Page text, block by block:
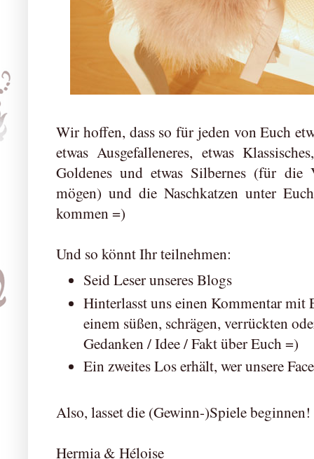
Wir hoffen, dass so für jeden von Euch
etwas Ausgefalleneres, etwas
Goldenes und etwas Silbernes (für die
mögen) und die Naschkatzen unter
kommen =)
Und so könnt Ihr teilnehmen:
Seid Leser unseres Blogs
Hinterlasst uns einen Kommentar mit
einem süßen, schrägen, verrückten
Gedanken / Idee / Fakt über Euch =)
Ein zweites Los erhält, wer unsere
Also, lasset die (Gewinn-)Spiele
Hermia & Héloise